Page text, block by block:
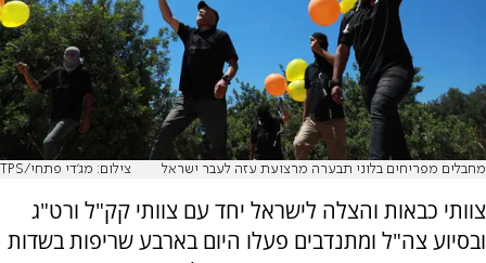
מחבלים מפריחים בלוני תבערה מרצועת עזה לעבר ישראל צילום: מג'די פתחי/TPS
צוותי כבאות והצלה לישראל יחד עם צוותי קק"ל ורט"ג
ובסיוע צה"ל ומתנדבים פעלו היום בארבע שריפות בשדות